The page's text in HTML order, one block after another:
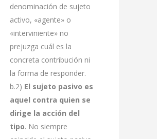
denominación de sujeto
activo, «agente» o
«interviniente» no
prejuzga cuál es la
concreta contribución ni
la forma de responder.
b.2) El sujeto pasivo es
aquel contra quien se
dirige la acción del
tipo. No siempre